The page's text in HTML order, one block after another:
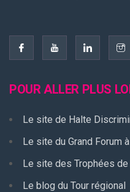
POUR ALLER PLUS
Le site de Halte
Le site du Grand Forum
Le site des Trophées
Le blog du Tour régional